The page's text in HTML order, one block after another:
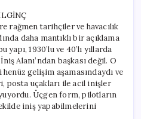
rağmen tarihçiler ve havacılık
daha mantıklı bir açıklama
1930’lu ve 40’lı yıllarda
Alanı’ndan başkası değil. O
gelişim aşamasındaydı ve
posta uçakları ile acil inişler
Üçgen form, pilotların
iniş yapabilmelerini